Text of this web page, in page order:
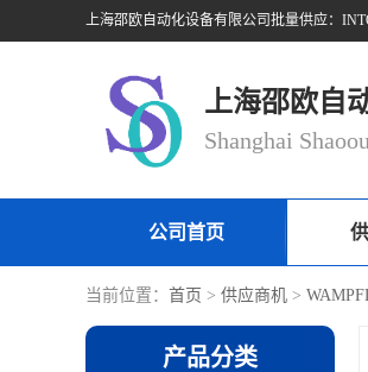
上海邵欧自
公司首页
当前位置： 首页 > 供应商机 >
产品分类